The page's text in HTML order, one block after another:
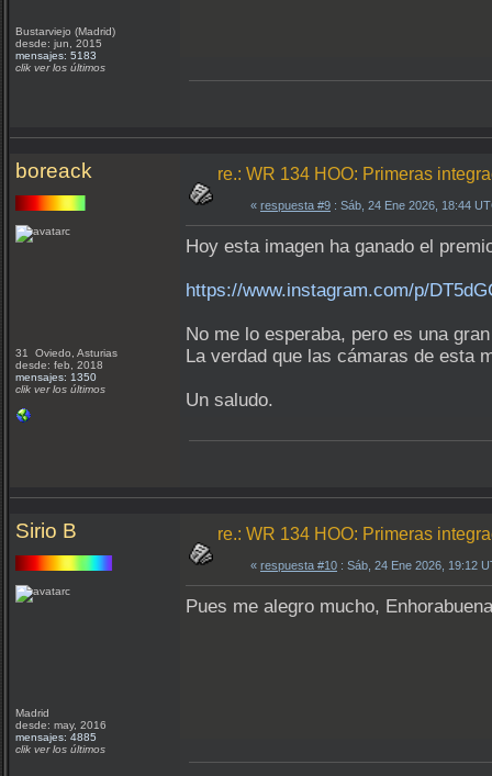
Bustarviejo (Madrid)
desde: jun, 2015
mensajes: 5183
clik ver los últimos
boreack
31 Oviedo, Asturias
desde: feb, 2018
mensajes: 1350
clik ver los últimos
re.: WR 134 HOO: Primeras
« respuesta #9 : Sáb, 24 Ene 2026, 18:44
Hoy esta imagen ha ganado el
https://www.instagram.com/p/
No me lo esperaba, pero es una
La verdad que las cámaras de esta
Un saludo.
Sirio B
Madrid
desde: may, 2016
mensajes: 4885
clik ver los últimos
re.: WR 134 HOO: Primeras
« respuesta #10 : Sáb, 24 Ene 2026, 19:12
Pues me alegro mucho, Enhorabuena